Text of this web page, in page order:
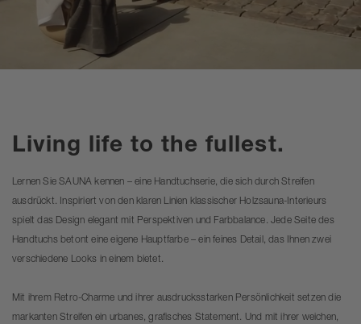
Living life to the fullest.
Lernen Sie SAUNA kennen – eine Handtuchserie, die sich durch Streifen
ausdrückt. Inspiriert von den klaren Linien klassischer Holzsauna-Interieurs
spielt das Design elegant mit Perspektiven und Farbbalance. Jede Seite des
Handtuchs betont eine eigene Hauptfarbe – ein feines Detail, das Ihnen zwei
verschiedene Looks in einem bietet.
Mit ihrem Retro-Charme und ihrer ausdrucksstarken Persönlichkeit setzen die
markanten Streifen ein urbanes, grafisches Statement. Und mit ihrer weichen,